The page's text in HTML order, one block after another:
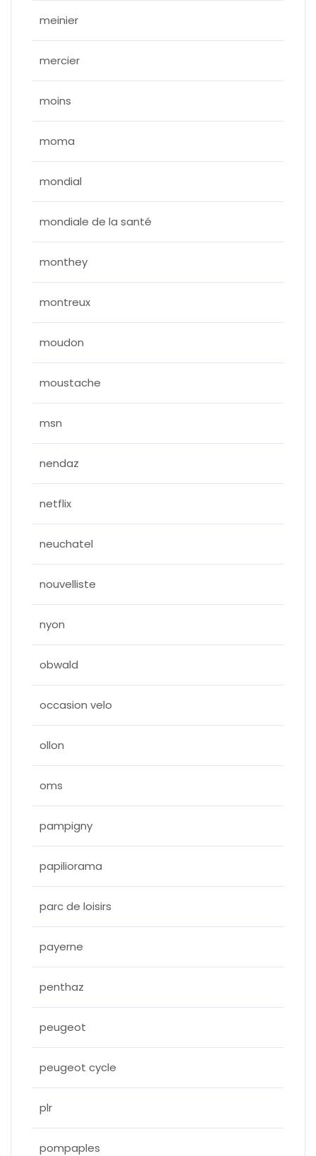
meinier
mercier
moins
moma
mondial
mondiale de la santé
monthey
montreux
moudon
moustache
msn
nendaz
netflix
neuchatel
nouvelliste
nyon
obwald
occasion velo
ollon
oms
pampigny
papiliorama
parc de loisirs
payerne
penthaz
peugeot
peugeot cycle
plr
pompaples